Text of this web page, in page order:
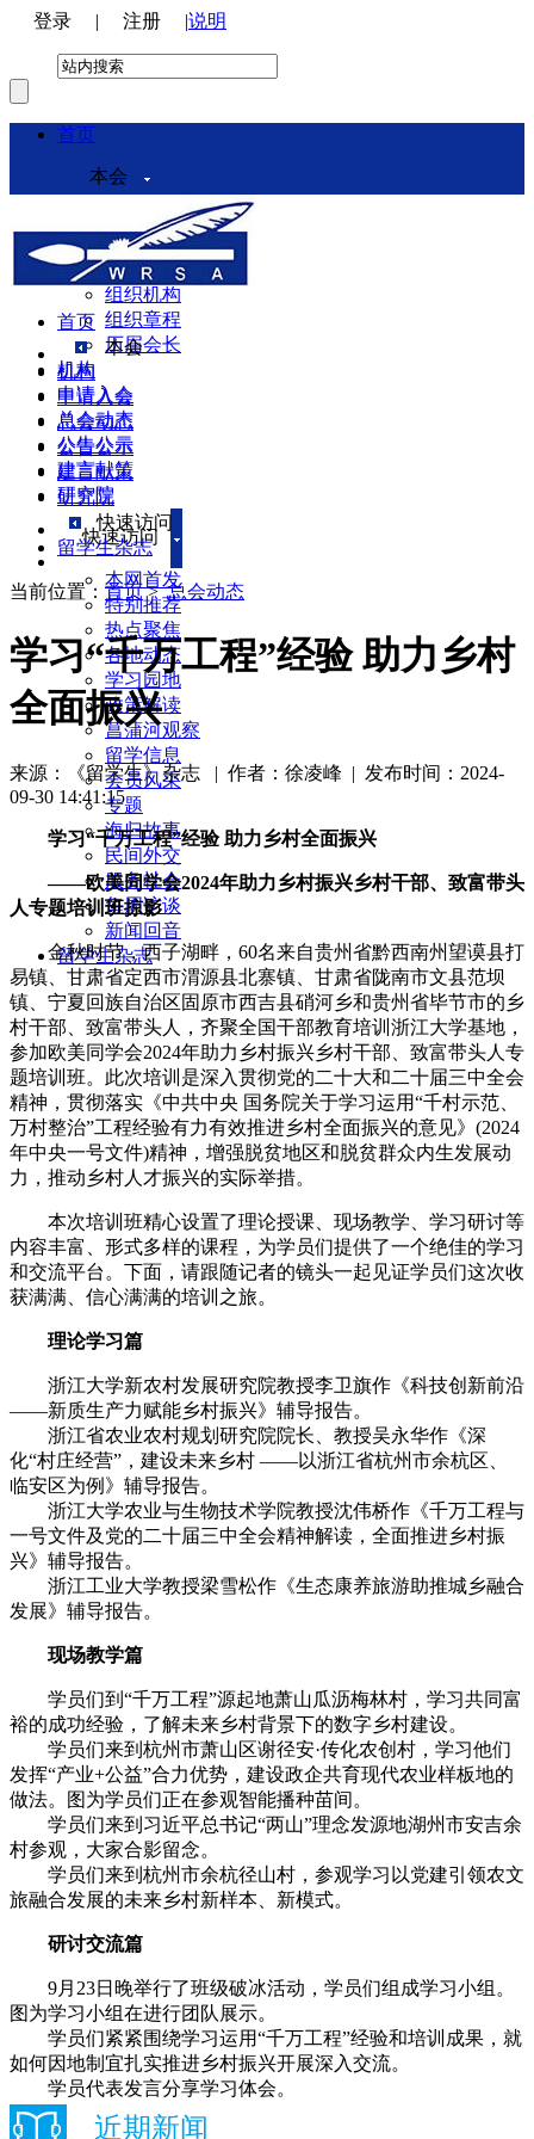
登录 | 注册 |说明
首页
本会
本会介绍
领导机构
理事会
组织机构
组织章程
历届会长
机构
申请入会
总会动态
公告公示
建言献策
研究院
快速访问
本网首发
特别推荐
热点聚焦
各地动态
学习园地
政策解读
菖蒲河观察
留学信息
会员风采
专题
海归故事
民间外交
服务社会
每周访谈
新闻回音
留学生杂志
首页
本会
机构
申请入会
总会动态
公告公示
建言献策
研究院
快速访问
留学生杂志
当前位置： 首页>总会动态
学习“千万工程”经验 助力乡村
全面振兴
来源：《留学生》杂志 | 作者：徐凌峰 | 发布时间：2024-
09-30 14:41:15
学习“千万工程”经验 助力乡村全面振兴
——欧美同学会2024年助力乡村振兴乡村干部、致富带头
人专题培训班掠影
金秋时节，西子湖畔，60名来自贵州省黔西南州望谟县打
易镇、甘肃省定西市渭源县北寨镇、甘肃省陇南市文县范坝
镇、宁夏回族自治区固原市西吉县硝河乡和贵州省毕节市的乡
村干部、致富带头人，齐聚全国干部教育培训浙江大学基地，
参加欧美同学会2024年助力乡村振兴乡村干部、致富带头人专
题培训班。此次培训是深入贯彻党的二十大和二十届三中全会
精神，贯彻落实《中共中央 国务院关于学习运用“千村示范、
万村整治”工程经验有力有效推进乡村全面振兴的意见》(2024
年中央一号文件)精神，增强脱贫地区和脱贫群众内生发展动
力，推动乡村人才振兴的实际举措。
本次培训班精心设置了理论授课、现场教学、学习研讨等
内容丰富、形式多样的课程，为学员们提供了一个绝佳的学习
和交流平台。下面，请跟随记者的镜头一起见证学员们这次收
获满满、信心满满的培训之旅。
理论学习篇
浙江大学新农村发展研究院教授李卫旗作《科技创新前沿
——新质生产力赋能乡村振兴》辅导报告。
浙江省农业农村规划研究院院长、教授吴永华作《深
化“村庄经营”，建设未来乡村 ——以浙江省杭州市余杭区、
临安区为例》辅导报告。
浙江大学农业与生物技术学院教授沈伟桥作《千万工程与
一号文件及党的二十届三中全会精神解读，全面推进乡村振
兴》辅导报告。
浙江工业大学教授梁雪松作《生态康养旅游助推城乡融合
发展》辅导报告。
现场教学篇
学员们到“千万工程”源起地萧山瓜沥梅林村，学习共同富
裕的成功经验，了解未来乡村背景下的数字乡村建设。
学员们来到杭州市萧山区谢径安·传化农创村，学习他们
发挥“产业+公益”合力优势，建设政企共育现代农业样板地的
做法。图为学员们正在参观智能播种苗间。
学员们来到习近平总书记“两山”理念发源地湖州市安吉余
村参观，大家合影留念。
学员们来到杭州市余杭径山村，参观学习以党建引领农文
旅融合发展的未来乡村新样本、新模式。
研讨交流篇
9月23日晚举行了班级破冰活动，学员们组成学习小组。
图为学习小组在进行团队展示。
学员们紧紧围绕学习运用“千万工程”经验和培训成果，就
如何因地制宜扎实推进乡村振兴开展深入交流。
学员代表发言分享学习体会。